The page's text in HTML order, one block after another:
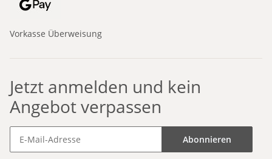
Vorkasse Überweisung
Jetzt anmelden und kein
Angebot verpassen
Abonnieren